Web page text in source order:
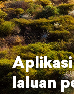
laluan